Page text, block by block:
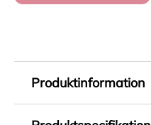
Produktinformation